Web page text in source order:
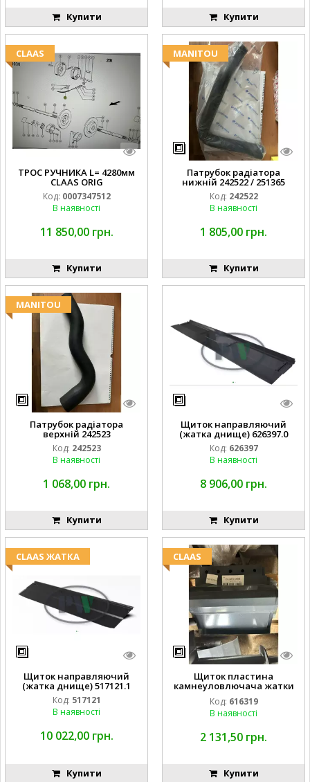
Купити Купити
CLAAS
ТРОС РУЧНИКА L= 4280мм
CLAAS ORIG
Код: 0007347512
В наявності
11 850,00 грн.
Купити
MANITOU
Патрубок радіатора
нижній 242522 / 251365
Код: 242522
В наявності
1 805,00 грн.
Купити
MANITOU
Патрубок радіатора
верхній 242523
Код: 242523
В наявності
1 068,00 грн.
Купити
Щиток направляючий
(жатка днище) 626397.0
Код: 626397
В наявності
8 906,00 грн.
Купити
CLAAS ЖАТКА
Щиток направляючий
(жатка днище) 517121.1
Код: 517121
В наявності
10 022,00 грн.
Купити
CLAAS
Щиток пластина
камнеуловлючача жатки
FLEX CAT CLAAS
Код: 616319
В наявності
2 131,50 грн.
Купити